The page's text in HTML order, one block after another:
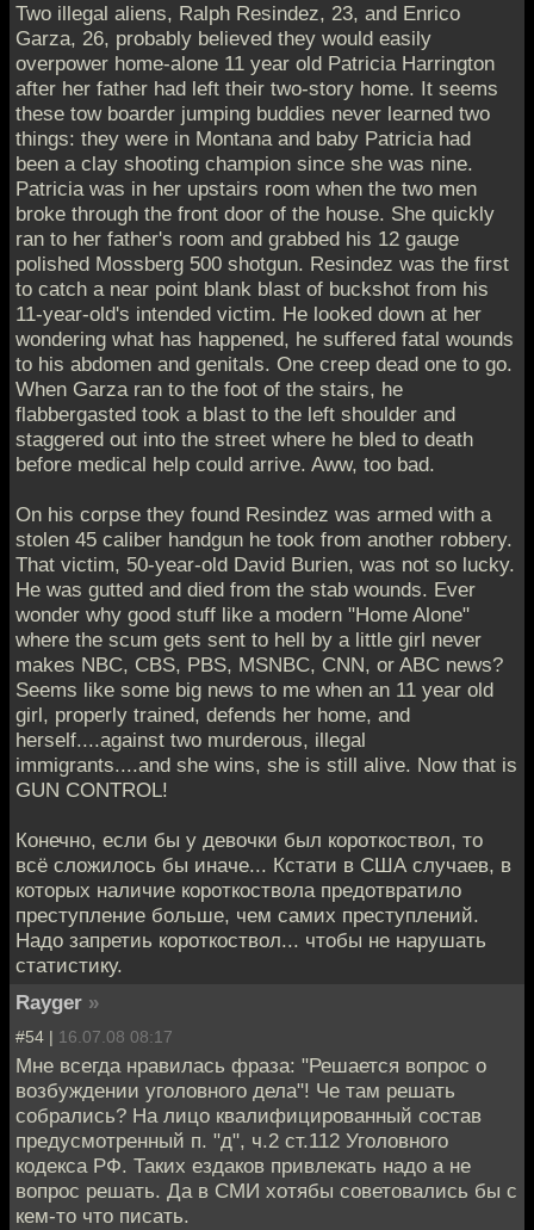
Two illegal aliens, Ralph Resindez, 23, and Enrico
Garza, 26, probably believed they would easily
overpower home-alone 11 year old Patricia Harrington
after her father had left their two-story home. It seems
these tow boarder jumping buddies never learned two
things: they were in Montana and baby Patricia had
been a clay shooting champion since she was nine.
Patricia was in her upstairs room when the two men
broke through the front door of the house. She quickly
ran to her father's room and grabbed his 12 gauge
polished Mossberg 500 shotgun. Resindez was the first
to catch a near point blank blast of buckshot from his
11-year-old's intended victim. He looked down at her
wondering what has happened, he suffered fatal wounds
to his abdomen and genitals. One creep dead one to go.
When Garza ran to the foot of the stairs, he
flabbergasted took a blast to the left shoulder and
staggered out into the street where he bled to death
before medical help could arrive. Aww, too bad.
On his corpse they found Resindez was armed with a
stolen 45 caliber handgun he took from another robbery.
That victim, 50-year-old David Burien, was not so lucky.
He was gutted and died from the stab wounds. Ever
wonder why good stuff like a modern "Home Alone"
where the scum gets sent to hell by a little girl never
makes NBC, CBS, PBS, MSNBC, CNN, or ABC news?
Seems like some big news to me when an 11 year old
girl, properly trained, defends her home, and
herself....against two murderous, illegal
immigrants....and she wins, she is still alive. Now that is
GUN CONTROL!
Конечно, если бы у девочки был короткоствол, то
всё сложилось бы иначе... Кстати в США случаев, в
которых наличие короткоствола предотвратило
преступление больше, чем самих преступлений.
Надо запретиь короткоствол... чтобы не нарушать
статистику.
Rayger »
#54 | 16.07.08 08:17
Мне всегда нравилась фраза: "Решается вопрос о
возбуждении уголовного дела"! Че там решать
собрались? На лицо квалифицированный состав
предусмотренный п. "д", ч.2 ст.112 Уголовного
кодекса РФ. Таких ездаков привлекать надо а не
вопрос решать. Да в СМИ хотябы советовались бы с
кем-то что писать.